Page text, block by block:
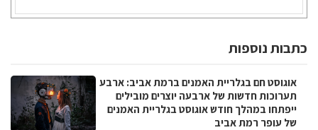
כתבות נוספות
אוגוסט חם בגלריית האמנים ברמת אביב: ארבע
תערוכות חדשות של ארבעה יוצרים מובילים
ייפתחו במהלך חודש אוגוסט בגלריית האמנים
של עופר רמת אביב